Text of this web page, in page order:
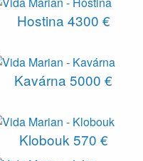
Hostina 4300 €
Kavárna 5000 €
Klobouk 570 €